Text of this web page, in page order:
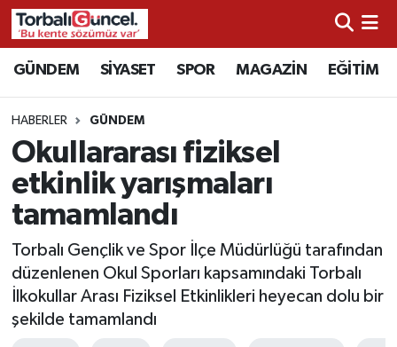
GÜNDEM SİYASET SPOR MAGAZİN EĞİTİM
HABERLER GÜNDEM
Okullararası fiziksel
etkinlik yarışmaları
tamamlandı
Torbalı Gençlik ve Spor İlçe Müdürlüğü tarafından
düzenlenen Okul Sporları kapsamındaki Torbalı
İlkokullar Arası Fiziksel Etkinlikleri heyecan dolu bir
şekilde tamamlandı
İzmir Nöbetçi Eczaneler
İzmir Hava Durumu
İzmir Namaz Vakitleri
İzmir Trafik Yoğunluk Haritası
Süper Lig Puan Durumu ve Fikstür
Tüm Manşetler